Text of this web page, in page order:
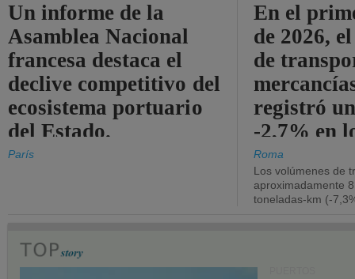
Un informe de la
Asamblea Nacional
francesa destaca el
declive competitivo del
ecosistema portuario
del Estado.
París
En el
de 2026,
de
registró
-2,7% en
Roma
Los volúmenes de
aproximadamente
toneladas-km (-